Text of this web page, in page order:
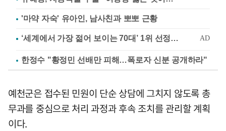
'마약 자숙' 유아인, 남사친과 뽀뽀 근황
한정수 "황정민 선배만 피해…폭로자 신분 공개하라"
예천군은 접수된 민원이 단순 상담에 그치지 않도록 총
무과를 중심으로 처리 과정과 후속 조치를 관리할 계획
이다.